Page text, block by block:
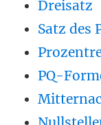
Dreisatz
Satz des
PQ-